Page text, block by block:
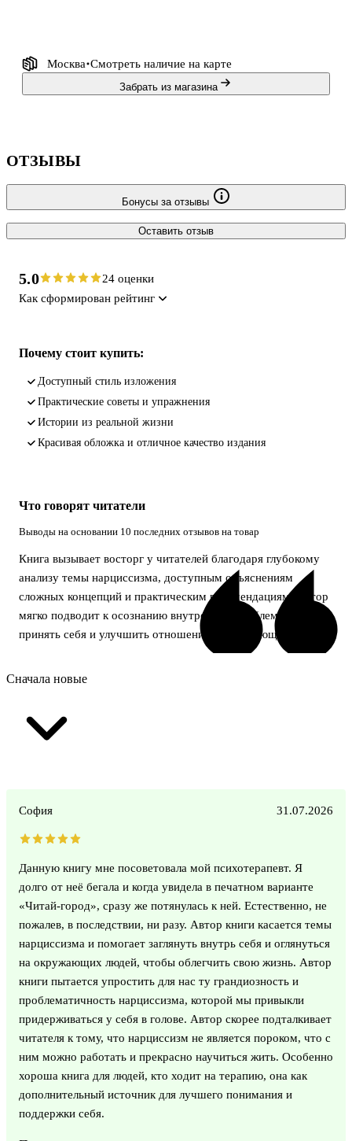
Москва Смотреть наличие на карте
Забрать из магазина
ОТЗЫВЫ
Бонусы за отзывы
Оставить отзыв
5.0
24 оценки
Как сформирован рейтинг
Почему стоит купить:
Доступный стиль изложения
Практические советы и упражнения
Истории из реальной жизни
Красивая обложка и отличное качество издания
Что говорят читатели
Выводы на основании 10 последних отзывов на товар
Книга вызывает восторг у читателей благодаря глубокому
анализу темы нарциссизма, доступным объяснениям
сложных концепций и практическим рекомендациям. Автор
мягко подводит к осознанию внутренних проблем, помогая
принять себя и улучшить отношения с окружающими.
Сначала новые
София 31.07.2026
Данную книгу мне посоветовала мой психотерапевт. Я
долго от неё бегала и когда увидела в печатном варианте
«Читай-город», сразу же потянулась к ней. Естественно, не
пожалев, в последствии, ни разу. Автор книги касается темы
нарциссизма и помогает заглянуть внутрь себя и оглянуться
на окружающих людей, чтобы облегчить свою жизнь. Автор
книги пытается упростить для нас ту грандиозность и
проблематичность нарциссизма, которой мы привыкли
придерживаться у себя в голове. Автор скорее подталкивает
читателя к тому, что нарциссизм не является пороком, что с
ним можно работать и прекрасно научиться жить. Особенно
хороша книга для людей, кто ходит на терапию, она как
дополнительный источник для лучшего понимания и
поддержки себя.